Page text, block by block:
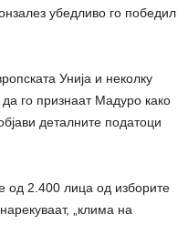
убедливо го победил
Унија и неколку
го признаат Мадуро како
деталните податоци
од 2.400 лица од изборите
„клима на